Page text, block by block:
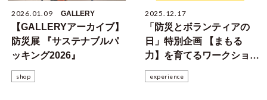
2026.01.09 GALLERY
【GALLERYアーカイブ】
防災展 『サステナブルパ
ッキング2026』
shop
2025.12.17
「防災とボランティアの
日」特別企画 【まもる
力】を育てるワークショッ
プ＜1/17＞
experience